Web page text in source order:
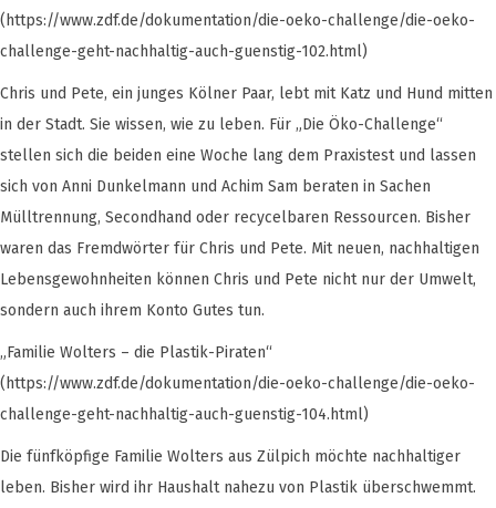
(https://www.zdf.de/dokumentation/die-oeko-challenge/die-oeko-
challenge-geht-nachhaltig-auch-guenstig-102.html)
Chris und Pete, ein junges Kölner Paar, lebt mit Katz und Hund mitten
in der Stadt. Sie wissen, wie zu leben. Für „Die Öko-Challenge“
stellen sich die beiden eine Woche lang dem Praxistest und lassen
sich von Anni Dunkelmann und Achim Sam beraten in Sachen
Mülltrennung, Secondhand oder recycelbaren Ressourcen. Bisher
waren das Fremdwörter für Chris und Pete. Mit neuen, nachhaltigen
Lebensgewohnheiten können Chris und Pete nicht nur der Umwelt,
sondern auch ihrem Konto Gutes tun.
„Familie Wolters – die Plastik-Piraten“
(https://www.zdf.de/dokumentation/die-oeko-challenge/die-oeko-
challenge-geht-nachhaltig-auch-guenstig-104.html)
Die fünfköpfige Familie Wolters aus Zülpich möchte nachhaltiger
leben. Bisher wird ihr Haushalt nahezu von Plastik überschwemmt.